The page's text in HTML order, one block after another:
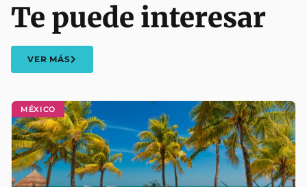
MÉXICO
Te puede interesar
VER MÁS